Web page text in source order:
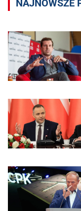
NAJNOWSZE